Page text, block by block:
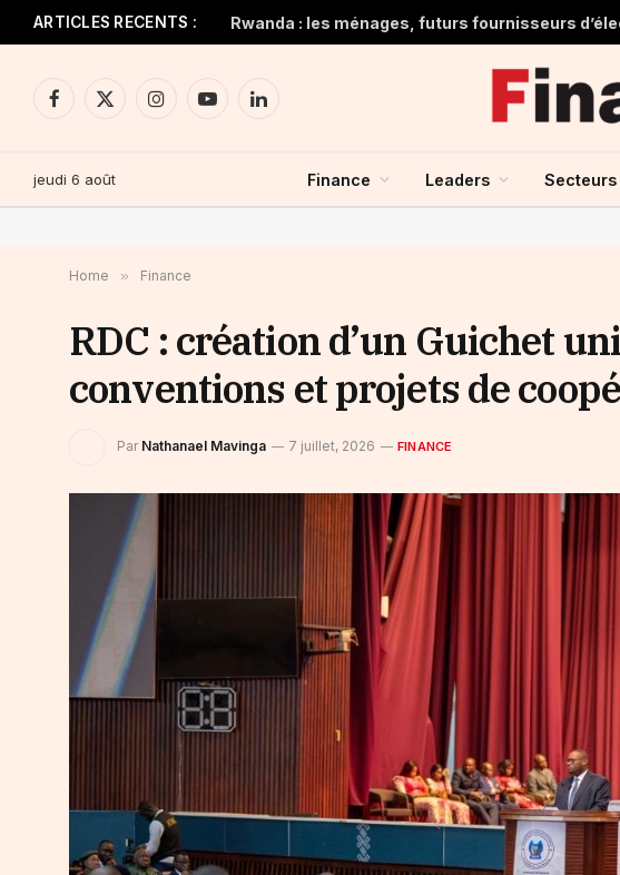
ARTICLES RECENTS : Rwanda : les ménages, futurs fournisseurs
Facebook
X
InstagramYouTubeLinkedIn
jeudi 6 août Finance Leaders Secteurs
Home » Finance
RDC : création d’un Guichet
conventions et projets de
Par Nathanael Mavinga 7 juillet, 2026 FINANCE